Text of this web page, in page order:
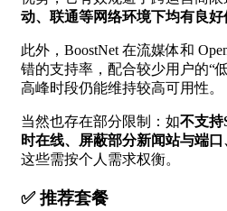
动、联通等网络环境下均有良好
此外，BoostNet 在流媒体和
错的支持率，配合较少用户的“
高峰时段仍能维持较高可用性。
当然也存在部分限制：如不支持
时在线、屏蔽部分新闻站与端
这些需按个人需求权衡。
✅ 推荐套餐